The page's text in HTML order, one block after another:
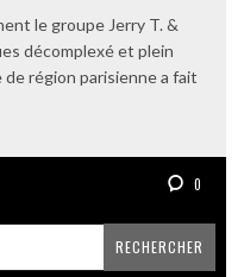
le groupe Jerry T. &
décomplexé et plein
de région parisienne a fait
0